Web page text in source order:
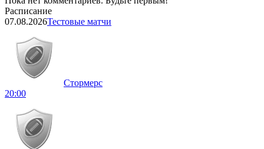
Расписание
07.08.2026Тестовые матчи
Стормерс
20:00